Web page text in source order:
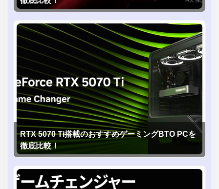
RTX 5070 Ti搭載のおすすめゲーミングBTO PCを
徹底比較！